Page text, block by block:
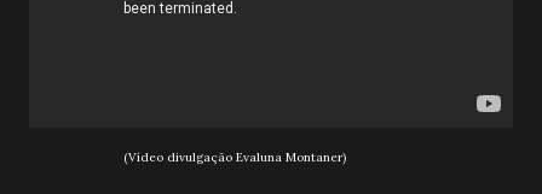
(Vídeo divulgação Evaluna Montaner)